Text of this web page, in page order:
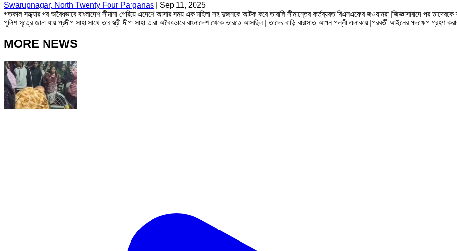
Swarupnagar, North Twenty Four Parganas
Sep 11, 2025
গতকাল সন্ধ্যার পর অবৈধভাবে বাংলাদেশ সীমানা পেরিয়ে এদেশে আসার সময় এক মহিলা সহ দুজনকে আটক করে তারালি সীমান্তের কর্তব্যরত বিএসএফের জওয়ানরা |জিজ্ঞাসাবাদে পর
পুলিশ সূত্রে জানা যায় প্রদীপ সাহা সাথে তার স্ত্রী দীপা সাহা তারা অবৈধভাবে বাংলাদেশ থেকে ভারতে আসছিল | তাদের বাড়ি বারাসাত আপন পল্লী এলাকায় |পরবর্তী আইনের পদক্ষেপ গ্রহণ
MORE NEWS